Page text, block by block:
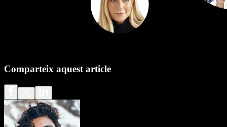
Comparteix aquest article